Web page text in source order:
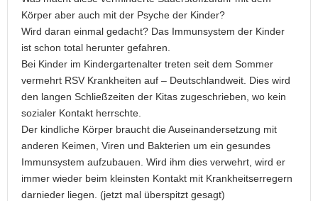
Körper aber auch mit der Psyche der Kinder?
Wird daran einmal gedacht? Das Immunsystem der Kinder
ist schon total herunter gefahren.
Bei Kinder im Kindergartenalter treten seit dem Sommer
vermehrt RSV Krankheiten auf – Deutschlandweit. Dies wird
den langen Schließzeiten der Kitas zugeschrieben, wo kein
sozialer Kontakt herrschte.
Der kindliche Körper braucht die Auseinandersetzung mit
anderen Keimen, Viren und Bakterien um ein gesundes
Immunsystem aufzubauen. Wird ihm dies verwehrt, wird er
immer wieder beim kleinsten Kontakt mit Krankheitserregern
darnieder liegen. (jetzt mal überspitzt gesagt)